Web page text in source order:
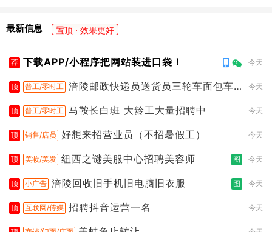
最新信息 置顶 · 效果更好
荐 下载APP/小程序把网站装进口袋！ 今天
顶 普工/零时工 涪陵邮政快递员送货员三轮车面包车
今天
顶 普工/零时工 马鞍长白班 大龄工大量招聘中 今天
顶 销售/店员 好想来招营业员（不招暑假工） 今天
顶 美妆/美发 纽西之谜美服中心招聘美容师 图 今天
顶 小广告 涪陵回收旧手机旧电脑旧衣服 图 今天
顶 互联网/传媒 招聘抖音运营一名 今天